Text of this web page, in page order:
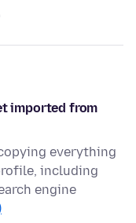
imported from
everything
including
engine